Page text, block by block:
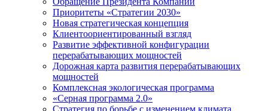
Приоритеты «Стратегии 2030»
Новая стратегическая концепция
Клиентоориентированный взгляд
Развитие эффективной конфигурации
перерабатывающих мощностей
Дорожная карта развития перерабатывающих
мощностей
Комплексная экологическая программа
«Серная программа 2.0»
Стратегия по борьбе с изменением климата